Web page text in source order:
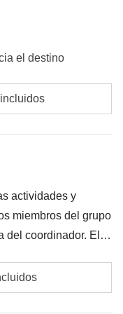
el destino
indicado
sección "Qué está
actividades y
miembros del grupo
del coordinador. El
del lugar, el
incrementarlo,